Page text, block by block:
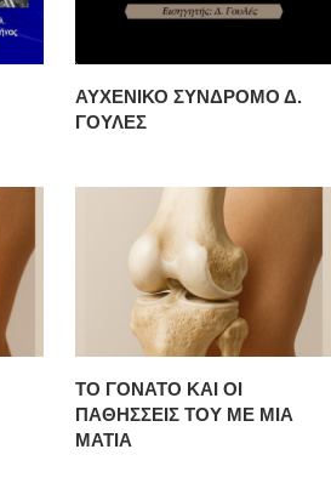
ΑΥΧΕΝΙΚΟ ΣΥΝΔΡΟΜΟ Δ.
ΓΟΥΛΕΣ
ΤΟ ΓΟΝΑΤΟ ΚΑΙ ΟΙ
ΠΑΘΗΣΣΕΙΣ ΤΟΥ ΜΕ ΜΙΑ
ΜΑΤΙΑ